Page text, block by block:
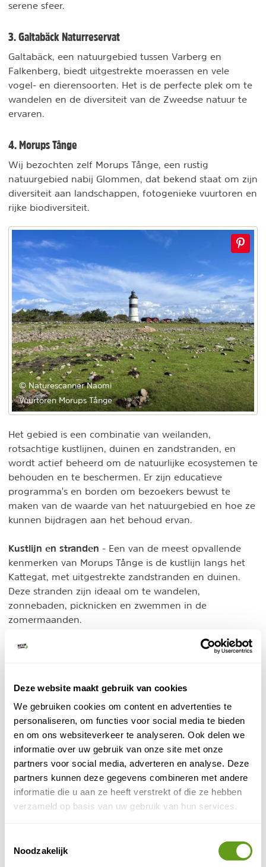
Deze website maakt gebruik van cookies
We gebruiken cookies om content en advertenties te
personaliseren, om functies voor social media te bieden
en om ons websiteverkeer te analyseren. Ook delen we
informatie over uw gebruik van onze site met onze
partners voor social media, adverteren en analyse. Deze
partners kunnen deze gegevens combineren met andere
informatie die u aan ze heeft verstrekt of die ze hebben
verzameld op basis van uw gebruik van hun services.
Noodzakelijk
serene sfeer.
3. Galtabäck Naturreservat
Galtabäck, een natuurgebied tussen Varberg en
Falkenberg, biedt uitgestrekte moerassen en vele
vogel- en dierensoorten. Het is de perfecte plek om te
wandelen en de diversiteit van de Zweedse natuur te
ervaren.
4. Morups Tånge
Wij bezochten zelf Morups Tånge, een rustig
natuurgebied nabij Glommen, dat bekend staat om zijn
diversiteit aan landschappen, fotogenieke vuurtoren en
rijke biodiversiteit.
© Naturescanner Naomi
Vuurtoren Morups Tånge
Het gebied is een combinatie van weilanden,
rotsachtige kustlijnen, duinen en zandstranden, en
wordt actief beheerd om de natuurlijke ecosystemen te
behouden en te beschermen. Er zijn educatieve
programma's en borden om bezoekers bewust te
maken van de waarde van het natuurgebied en hoe ze
kunnen bijdragen aan het behoud ervan.
Kustlijn en stranden - Een van de meest opvallende
kenmerken van Morups Tånge is de kustlijn langs het
Kattegat, met uitgestrekte zandstranden en duinen.
Deze stranden zijn ideaal om te wandelen,
zonnebaden, picknicken en zwemmen in de
zomermaanden.
© Naturescanner Naomi
Stukje rotskust
Duinen en natuurpaden
- het natuurgebied herbergt
ook indrukwekkende duinen en zandheuvels. Deze zijn